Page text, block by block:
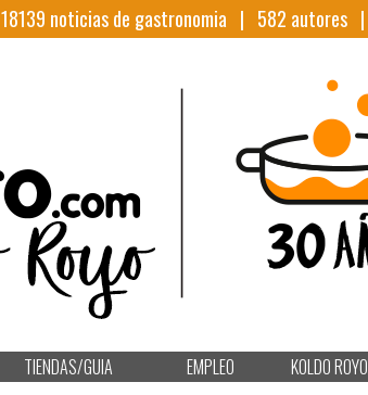
18139 noticias de gastronomia | 582 autores |
TIENDAS/GUIA EMPLEO KOLDO ROYO